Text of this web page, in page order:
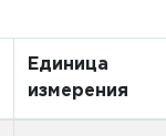
Единица
измерения